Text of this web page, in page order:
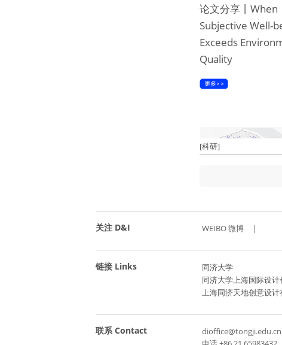
论文分享丨When
Subjective Well-
Exceeds
Quality
[科研]
关注 D&I WEIBO 微博 |
链接 Links 同济大学
同济大学上海国际设
上海同济天地创意设计
联系 Contact
dioffice@tongji.edu.cn